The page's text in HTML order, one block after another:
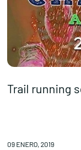
Trail running
09 ENERO, 2019